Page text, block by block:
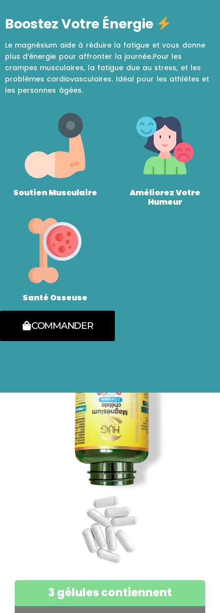
Boostez Votre Énergie
Le magnésium aide à réduire la fatigue et vous donne
plus d’énergie pour affronter la journée.Pour les
crampes musculaires, la fatigue due au stress, et les
problèmes cardiovasculaires. Idéal pour les athlètes et
les personnes âgées.
Soutien Musculaire
Améliorez Votre
Humeur
Santé Osseuse
COMMANDER
3 gélules contiennent